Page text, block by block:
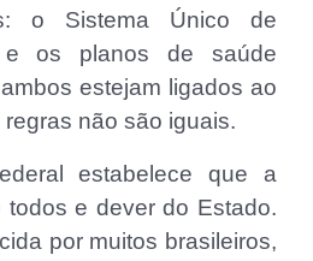
o Sistema Único de
os planos de saúde
estejam ligados ao
não são iguais.
estabelece que a
e dever do Estado.
por muitos brasileiros,